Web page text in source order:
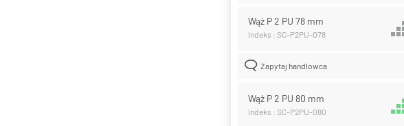
Wąż P 2 PU 78 mm
Indeks : SC-P2PU-078
Zapytaj handlowca
Wąż P 2 PU 80 mm
Indeks : SC-P2PU-080